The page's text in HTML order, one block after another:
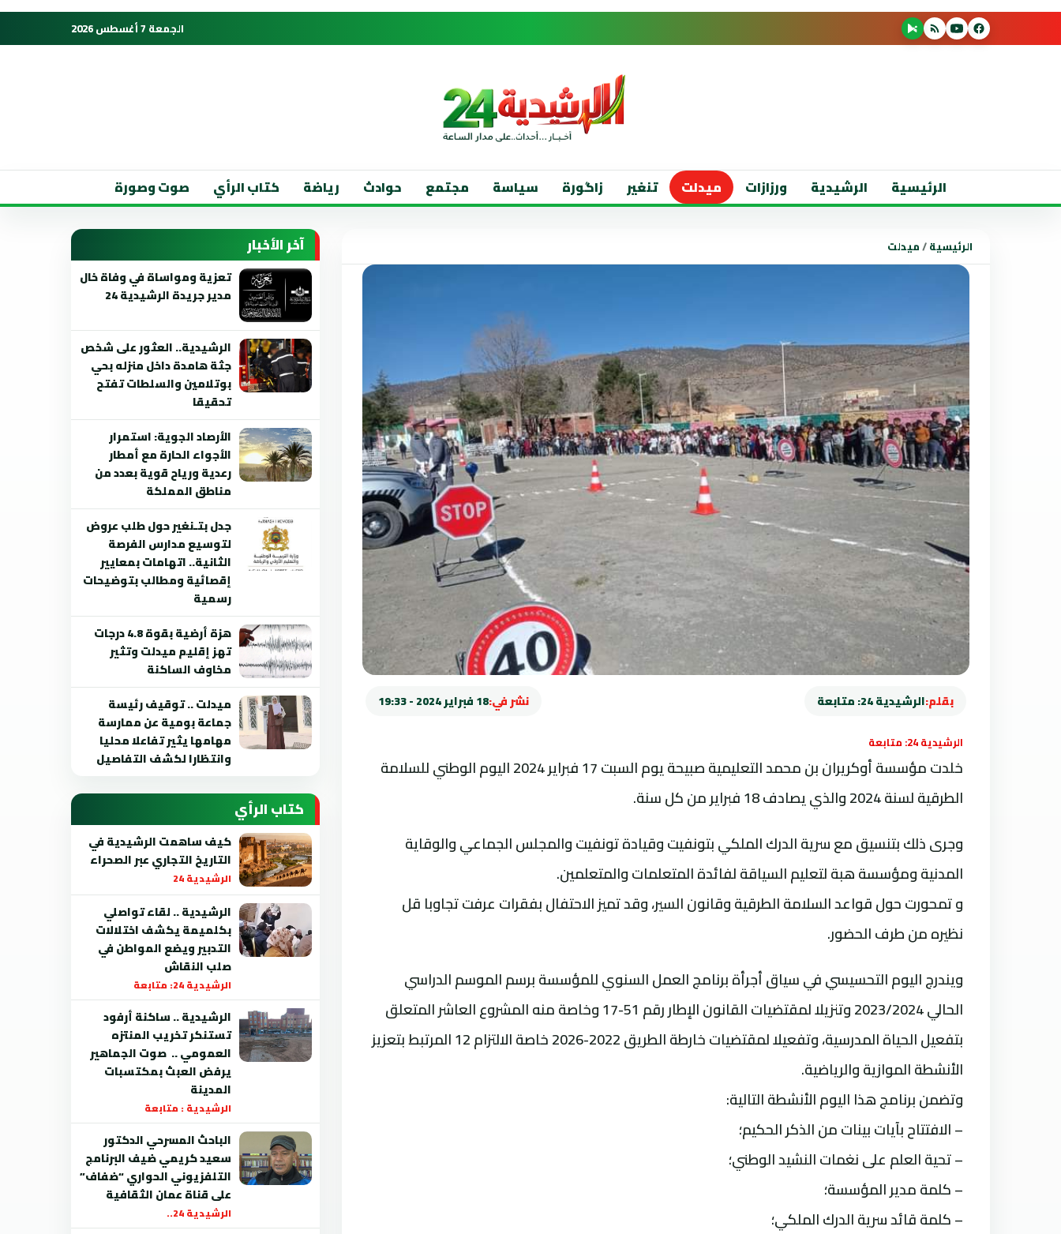
الجمعة 7 أغسطس 2026
الرئيسية الرشيدية ورزازات ميدلت تنغير زاگورة سياسة مجتمع حوادث رياضة كتاب الرأي صوت وصورة
الرئيسية/ميدلت
بقلم:الرشيدية 24: متابعة نشر في:18 فبراير 2024 - 19:33
الرشيدية 24: متابعة
خلدت مؤسسة أوكريران بن محمد التعليمية صبيحة يوم السبت 17 فبراير 2024 اليوم الوطني للسلامة
الطرقية لسنة 2024 والذي يصادف 18 فبراير من كل سنة.
وجرى ذلك بتنسيق مع سرية الدرك الملكي بتونفيت وقيادة تونفيت والمجلس الجماعي والوقاية
المدنية ومؤسسة هبة لتعليم السياقة لفائدة المتعلمات والمتعلمين.
و تمحورت حول قواعد السلامة الطرقية وقانون السير، وقد تميز الاحتفال بفقرات عرفت تجاوبا قل
نظيره من طرف الحضور.
ويندرج اليوم التحسيسي في سياق أجرأة برنامج العمل السنوي للمؤسسة برسم الموسم الدراسي
الحالي 2023/2024 وتنزيلا لمقتضيات القانون الإطار رقم 51-17 وخاصة منه المشروع العاشر المتعلق
بتفعيل الحياة المدرسية، وتفعيلا لمقتضيات خارطة الطريق 2022-2026 خاصة الالتزام 12 المرتبط بتعزيز
الأنشطة الموازية والرياضية.
وتضمن برنامج هذا اليوم الأنشطة التالية:
– الافتتاح بآيات بينات من الذكر الحكيم؛
– تحية العلم على نغمات النشيد الوطني؛
– كلمة مدير المؤسسة؛
– كلمة قائد سرية الدرك الملكي؛
آخر الأخبار
تعزية ومواساة في وفاة خال
مدير جريدة الرشيدية 24
الرشيدية.. العثور على شخص
جثة هامدة داخل منزله بحي
بوتلامين والسلطات تفتح
تحقيقا
الأرصاد الجوية: استمرار
الأجواء الحارة مع أمطار
رعدية ورياح قوية بعدد من
مناطق المملكة
جدل بتـنغير حول طلب عروض
لتوسيع مدارس الفرصة
الثانية.. اتهامات بمعايير
إقصائية ومطالب بتوضيحات
رسمية
هزة أرضية بقوة 4.8 درجات
تهز إقليم ميدلت وتثير
مخاوف الساكنة
ميدلت .. توقيف رئيسة
جماعة بومية عن ممارسة
مهامها يثير تفاعلا محليا
وانتظارا لكشف التفاصيل
كتاب الرأي
كيف ساهمت الرشيدية في
التاريخ التجاري عبر الصحراء
الرشيدية 24
الرشيدية .. لقاء تواصلي
بكلميمة يكشف اختلالات
التدبير ويضع المواطن في
صلب النقاش
الرشيدية 24: متابعة
الرشيدية .. ساكنة أرفود
تستنكر تخريب المنتزه
العمومي .. صوت الجماهير
يرفض العبث بمكتسبات
المدينة
الرشيدية : متابعة
الباحث المسرحي الدكتور
سعيد كريمي ضيف البرنامج
التلفزيوني الحواري “ضفاف”
على قناة عمان الثقافية
الرشيدية 24..